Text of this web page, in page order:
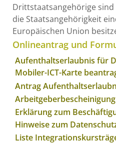
Drittstaatsangehörige
die Staatsangehörigkeit
Europäischen Union
Onlineantrag und
Aufenthaltserlaubnis für
Mobiler-ICT-Karte
Antrag
Arbeitgeberbescheinigung
Erklärung zum
Hinweise zum
Liste